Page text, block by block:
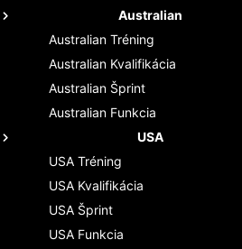
Australian
Australian Tréning
Australian Kvalifikácia
Australian Šprint
Australian Funkcia
USA
USA Tréning
USA Kvalifikácia
USA Šprint
USA Funkcia